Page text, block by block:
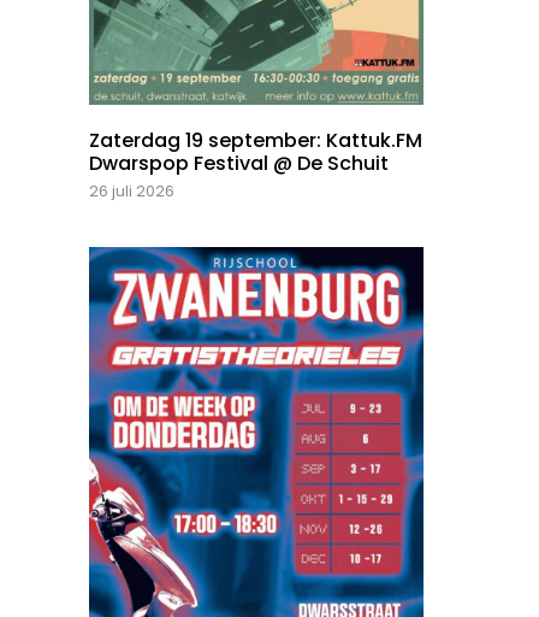
Zaterdag 19 september: Kattuk.FM
Dwarspop Festival @ De Schuit
26 juli 2026